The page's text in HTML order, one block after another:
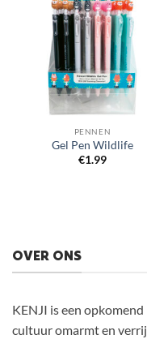
PENNEN
Gel Pen Wildlife
€1.99
OVER ONS
KENJI is een
cultuur omarmt en